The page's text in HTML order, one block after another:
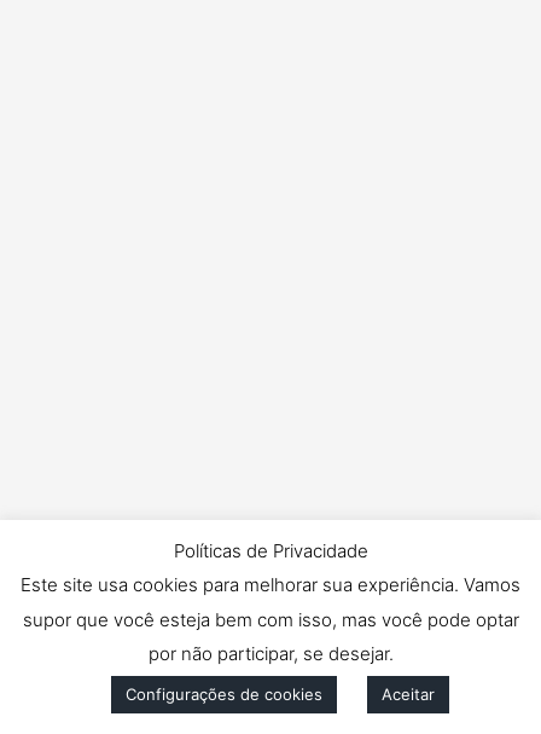
Políticas de Privacidade
Este site usa cookies para melhorar sua experiência. Vamos
supor que você esteja bem com isso, mas você pode optar
por não participar, se desejar.
Configurações de cookies Aceitar